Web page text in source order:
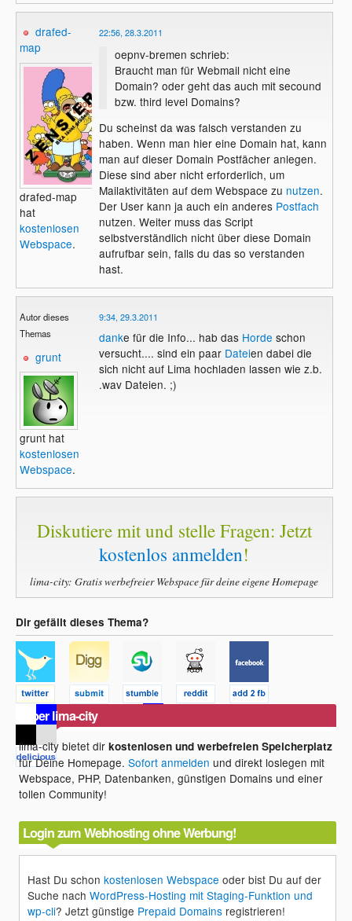
drafed-
map
drafed-map
hat
kostenlosen
Webspace.
22:56, 28.3.2011
oepnv-bremen schrieb:
Braucht man für Webmail nicht eine
Domain? oder geht das auch mit secound
bzw. third level Domains?
Du scheinst da was falsch verstanden zu
haben. Wenn man hier eine Domain hat, kann
man auf dieser Domain Postfächer anlegen.
Diese sind aber nicht erforderlich, um
Mailaktivitäten auf dem Webspace zu nutzen.
Der User kann ja auch ein anderes Postfach
nutzen. Weiter muss das Script
selbstverständlich nicht über diese Domain
aufrufbar sein, falls du das so verstanden
hast.
Autor dieses
Themas
grunt
grunt hat
kostenlosen
Webspace.
9:34, 29.3.2011
danke für die Info... hab das Horde schon
versucht.... sind ein paar Dateien dabei die
sich nicht auf Lima hochladen lassen wie z.b.
.wav Dateien. ;)
Diskutiere mit und stelle Fragen: Jetzt
kostenlos anmelden!
lima-city: Gratis werbefreier Webspace für deine eigene Homepage
Dir gefällt dieses Thema?
Über lima-city
lima-city bietet dirkostenlosen und werbefreien Speicherplatz
für Deine Homepage.Sofort anmelden und direkt loslegen mit
Webspace, PHP, Datenbanken, günstigen Domains und einer
tollen Community!
Login zum Webhosting ohne Werbung!
Hast Du schonkostenlosen Webspace oder bist Du auf der
Suche nachWordPress-Hosting mit Staging-Funktion und
wp-cli? Jetzt günstige Prepaid Domains registrieren!